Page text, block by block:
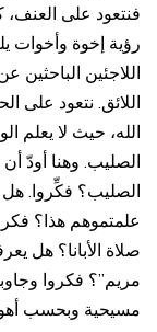
فنتعود على العنف،
رؤية إخوة وأخوات
اللاجئين الباحثين
اللائق. نتعود على
الله، حيث لا يعلم
الصليب. وهنا أودّ
الصليب؟ فكِّروا.
علمتموهم هذا؟
صلاة الأبانا؟ هل
مريم”؟ فكروا
مسيحية وبحسب